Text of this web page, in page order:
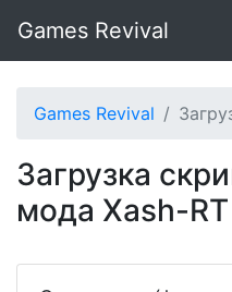
Games Revival
Games Revival
Загрузка
мода Xash-RT